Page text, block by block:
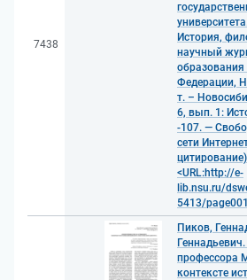
7438
История,
научный
образования
Федерации,
т. –
6, вып. 1:
-107. —
сети
<URL:http://e-
lib.nsu.ru/
5413/
Пиков,
профессора
контексте